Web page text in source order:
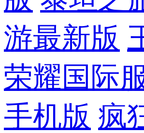
游最新版
荣耀国际
手机版 疯